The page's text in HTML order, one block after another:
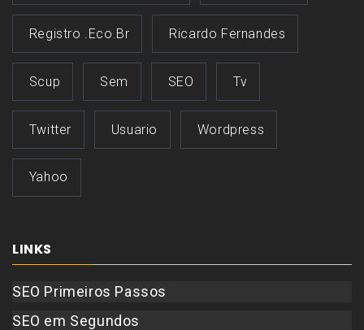
Registro .eco.br Ricardo Fernandes
Scup Sem SEO Tv
Twitter Usuario Wordpress
Yahoo
LINKS
SEO Primeiros Passos
SEO em Segundos